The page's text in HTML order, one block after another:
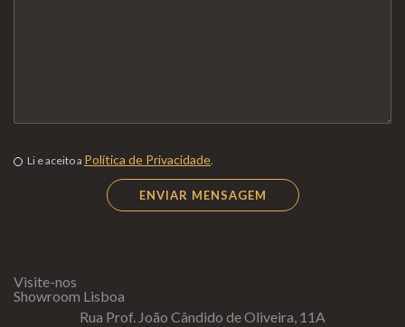
Li e aceito a Política de Privacidade.
Visite-nos
Showroom Lisboa
Rua Prof. João Cândido de Oliveira, 11A